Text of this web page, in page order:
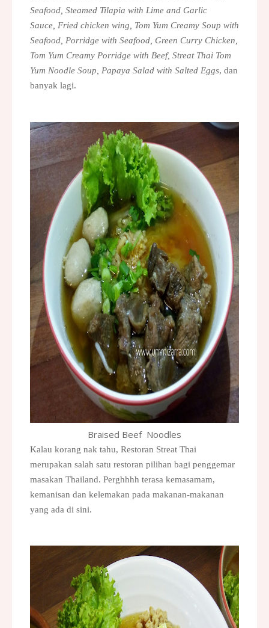
Seafood, Steamed Tilapia with Lime and Garlic
Sauce, Fried chicken wing, Tom Yum Creamy Soup with
Seafood, Porridge with Seafood, Green Curry Chicken,
Tom Yum Creamy Porridge with Beef, Streat Thai Tom
Yum Noodle Soup, Papaya Salad with Salted Eggs, dan
banyak lagi.
Braised Beef Noodles
Kalau korang nak tahu, Restoran Streat Thai
merupakan salah satu restoran pilihan bagi penggemar
masakan Thailand. Perghhhh terasa kemasamam,
kemanisan dan kelemakan pada makanan-makanan
yang ada di sini.